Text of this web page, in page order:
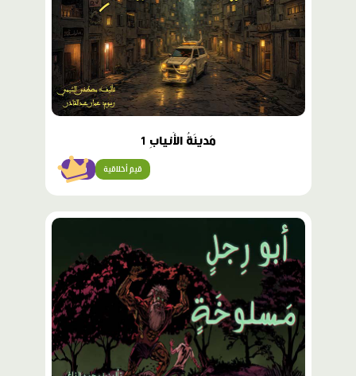
مَدينَةُ الأَنيابِ 1
متقن قيم أخلاقية
محتوى
مميّز